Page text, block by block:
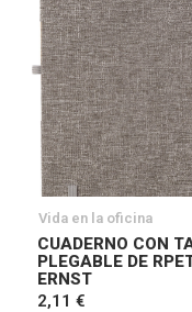
Vida en la oficina
CUADERNO CON
PLEGABLE DE
ERNST
2,11 €